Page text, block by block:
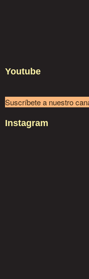
Youtube
Suscríbete a nuestro
Instagram